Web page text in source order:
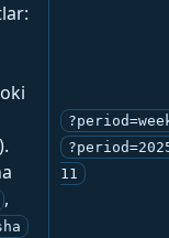
).
,
11